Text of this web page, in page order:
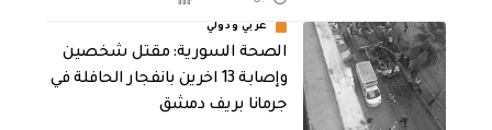
عربي ودولي
الصحة السورية: مقتل شخصين
وإصابة 13 اخرين بانفجار الحافلة في
جرمانا بريف دمشق